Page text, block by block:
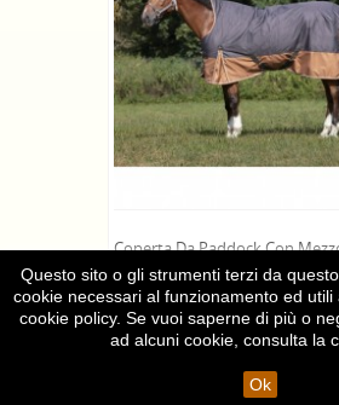
Questo sito o gli strumenti terzi da
cookie necessari al funzionamento ed
cookie policy. Se vuoi saperne di più o
ad alcuni cookie, consulta la
Ok
Coperta Da Paddock Con
98,00 €